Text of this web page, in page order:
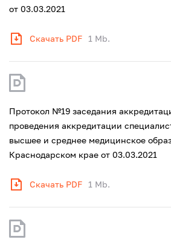
от 03.03.2021
Скачать PDF 1 Mb.
Протокол №19 заседания
проведения аккредитации
высшее и среднее медицинское
Краснодарском крае от 03.03.2021
Скачать PDF 1 Mb.